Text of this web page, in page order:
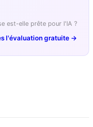
est-elle prête pour l'IA ?
l'évaluation gratuite →